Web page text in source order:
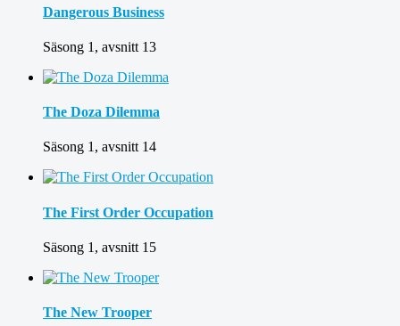
Dangerous Business
Säsong 1, avsnitt 13
The Doza Dilemma
Säsong 1, avsnitt 14
The First Order Occupation
Säsong 1, avsnitt 15
The New Trooper